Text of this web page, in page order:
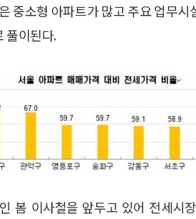
중소형 아파트가 많고 주요 업무
풀이된다.
봄 이사철을 앞두고 있어 전세시